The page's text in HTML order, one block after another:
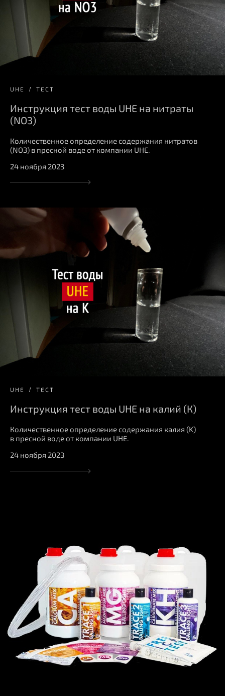
UHE ТЕСТ
Инструкция тест воды UHE на нитраты
(NO3)
Количественное определение содержания нитратов
(NO3) в пресной воде от компании UHE.
24 ноября 2023
UHE ТЕСТ
Инструкция тест воды UHE на калий (К)
Количественное определение содержания калия (K)
в пресной воде от компании UHE.
24 ноября 2023